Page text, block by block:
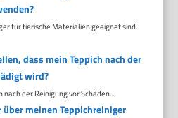
für tierische Materialien geeignet sind.
dass mein Teppich nach der
wird?
nach der Reinigung vor Schäden...
meinen Teppichreiniger